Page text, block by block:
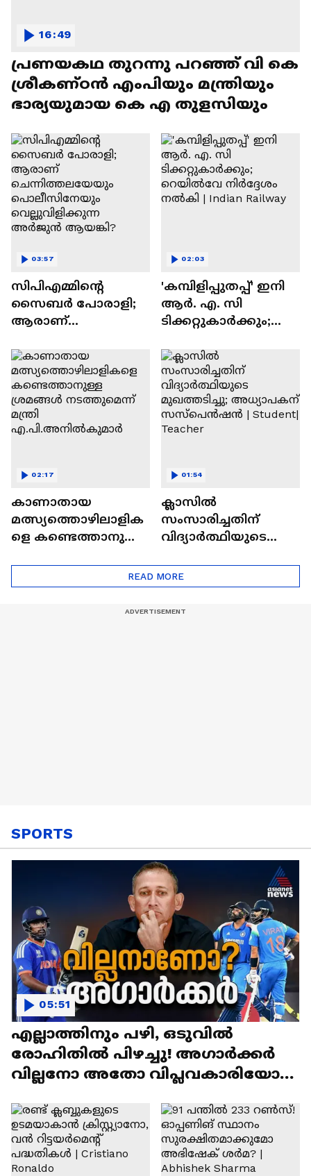
പ്രണയകഥ തുറന്നു പറഞ്ഞ് വി കെ
ശ്രീകണ്ഠൻ എംപിയും മന്ത്രിയും
ഭാര്യയുമായ കെ എ തുളസിയും
16:49
സിപിഎമ്മിന്റെ
സൈബർ പോരാളി;
ആരാണ്
പൊലീസിനേയും
വെല്ലുവിളിക്കുന്ന
അര്‍ജുന്‍ ആയങ്കി?
03:57
'കമ്പിളിപ്പുതപ്പ്' ഇനി
ആർ. എ. സി
ടിക്കറ്റുകാർക്കും;
നൽകി | Indian
Railway
02:03
കാണാതായ
മത്സ്യത്തൊഴിലാളിക
ളെ കണ്ടെത്താനുള്ള
നടത്തുമെന്ന് മന്ത്രി
എ.പി.അനിൽകുമാർ
02:17
ക്ലാസിൽ
സംസാരിച്ചതിന്
വിദ്യാര്‍ത്ഥിയുടെ
അധ്യാപകന്
സസ്പെൻഷൻ |
01:54
READ MORE
SPORTS
എല്ലാത്തിനും പഴി, ഒടുവില്‍
രോഹിതില്‍ പിഴച്ചു! അഗാര്‍ക്കർ
വില്ലനോ അതോ വിപ്ലവകാരിയോ? |
05:51